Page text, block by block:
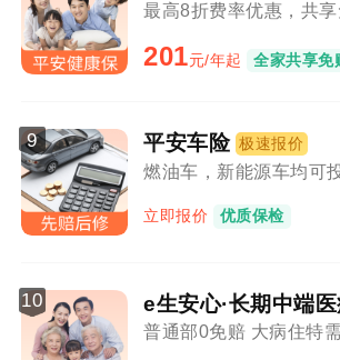
最高8折费率优惠，共
201元/年起 全家共享免
9 平安车险 极速报价
燃油车，新能源车均可
立即报价 优质保检
10 e生安心·长期中端
普通部0免赔 大病住特